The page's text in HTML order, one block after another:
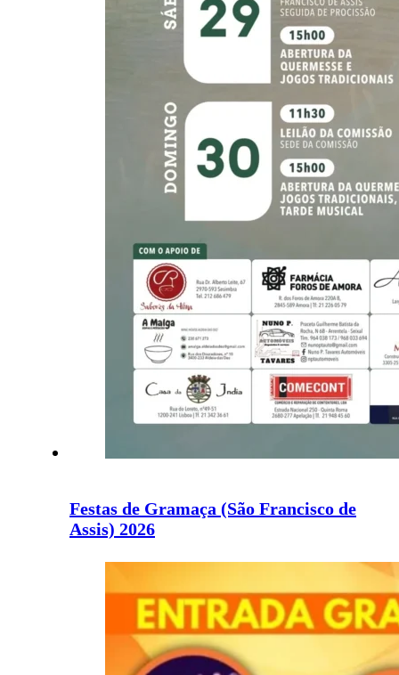
Festas de Gramaça (São Francisco de
Assis) 2026